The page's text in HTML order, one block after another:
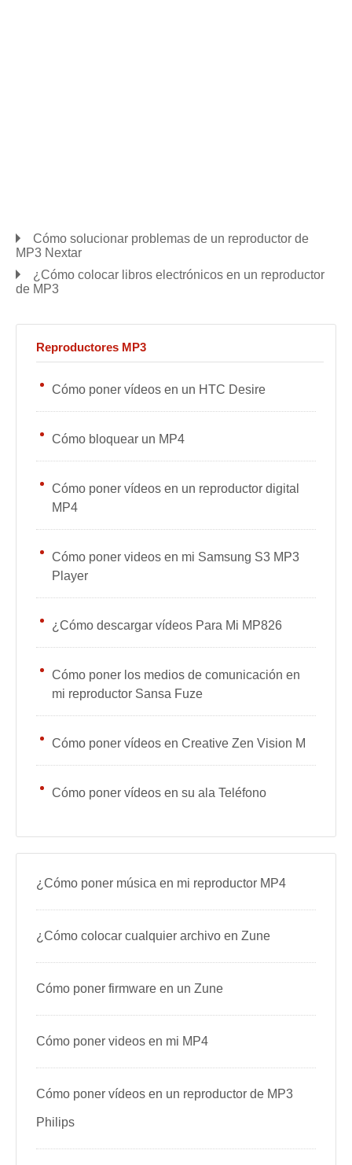
Cómo solucionar problemas de un reproductor de
MP3 Nextar
¿Cómo colocar libros electrónicos en un reproductor
de MP3
Reproductores MP3
Cómo poner vídeos en un HTC Desire
Cómo bloquear un MP4
Cómo poner vídeos en un reproductor digital
MP4
Cómo poner videos en mi Samsung S3 MP3
Player
¿Cómo descargar vídeos Para Mi MP826
Cómo poner los medios de comunicación en
mi reproductor Sansa Fuze
Cómo poner vídeos en Creative Zen Vision M
Cómo poner vídeos en su ala Teléfono
¿Cómo poner música en mi reproductor MP4
¿Cómo colocar cualquier archivo en Zune
Cómo poner firmware en un Zune
Cómo poner videos en mi MP4
Cómo poner vídeos en un reproductor de MP3
Philips